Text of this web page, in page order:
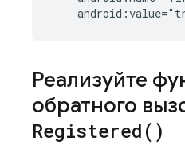
Реализуйте
обратного
Registered()